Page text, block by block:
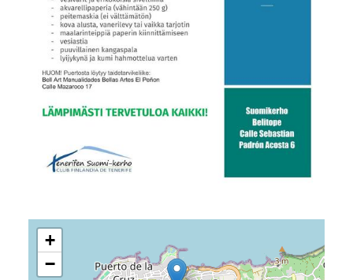
+
−